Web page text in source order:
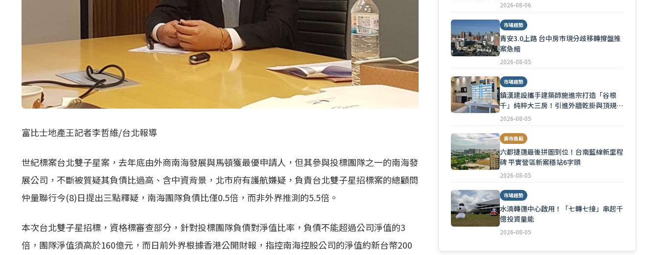
富比士地產王記者李哲維/台北報導
世紀標案台北雙子星案，去年底由外商南海發展與馬頓獲最優申請人，但其參與投標團隊之一的南海發
展公司，不斷被質疑其負債比過高、含中資背景，北市府有護航嫌疑，負責台北雙子星招標案的總顧問
仲量聯行今(8)日提出三點釋疑，南海團隊負債比僅0.5倍，而非外界推測的5.5倍。
本次台北雙子星招標，資格標審查部分，針對投標團隊負債對淨值比率，負債不能超過公司淨值的3
倍，團隊淨值須高於160億元，而日前外界根據香港公開財報，指控南海控股公司的淨值約新台幣200
2026-08-06
市場趨勢
青安3.0上路 台中房市現分歧移轉撐盤推
案急縮
2026-08-05
市場趨勢
鎮漢建設攜手建築師施進宗打造「谷根
千」純粹大三房！引進外牆乾掛與頂規隔
音
2026-08-05
房市焦點
六都捷運最後拼圖到位！台南藍線新里程
碑 平實營區新案穩站6字頭
2026-08-05
市場趨勢
水湳轉運中心啟用！「七轉七接」串起千
億投資量能
2026-08-05